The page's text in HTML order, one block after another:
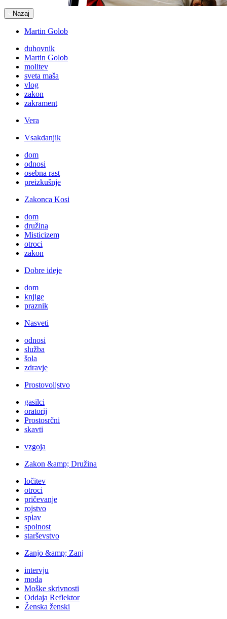
Nazaj
Martin Golob
duhovnik
Martin Golob
molitev
sveta maša
vlog
zakon
zakrament
Vera
Vsakdanjik
dom
odnosi
osebna rast
preizkušnje
Zakonca Kosi
dom
družina
Misticizem
otroci
zakon
Dobre ideje
dom
knjige
praznik
Nasveti
odnosi
služba
šola
zdravje
Prostovoljstvo
gasilci
oratorij
Prostosrčni
skavti
vzgoja
Zakon &amp; Družina
ločitev
otroci
pričevanje
rojstvo
splav
spolnost
starševstvo
Zanjo &amp; Zanj
intervju
moda
Moške skrivnosti
Oddaja Reflektor
Ženska ženski